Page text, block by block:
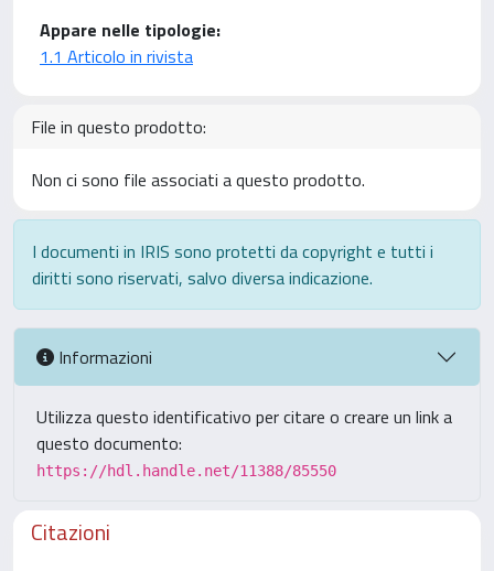
Appare nelle tipologie:
1.1 Articolo in rivista
File in questo prodotto:
Non ci sono file associati a questo prodotto.
I documenti in IRIS sono protetti da copyright e tutti i
diritti sono riservati, salvo diversa indicazione.
Informazioni
Utilizza questo identificativo per citare o creare un link a
questo documento:
https://hdl.handle.net/11388/85550
Citazioni